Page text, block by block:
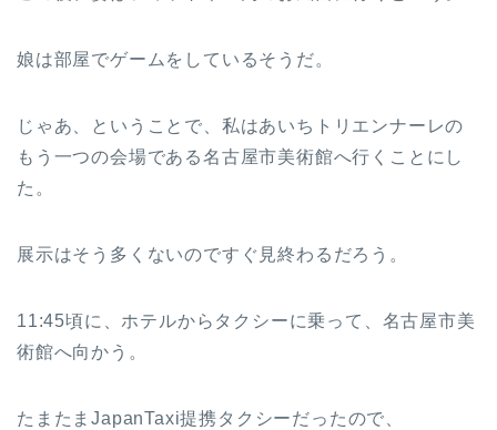
娘は部屋でゲームをしているそうだ。
じゃあ、ということで、私はあいちトリエンナーレの
もう一つの会場である名古屋市美術館へ行くことにし
た。
展示はそう多くないのですぐ見終わるだろう。
11:45頃に、ホテルからタクシーに乗って、名古屋市美
術館へ向かう。
たまたまJapanTaxi提携タクシーだったので、